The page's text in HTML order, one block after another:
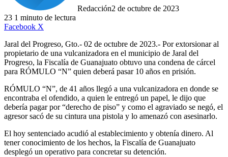
Redacción2 de octubre de 2023
23 1 minuto de lectura
Facebook X
Jaral del Progreso, Gto.- 02 de octubre de 2023.- Por extorsionar al
propietario de una vulcanizadora en el municipio de Jaral del
Progreso, la Fiscalía de Guanajuato obtuvo una condena de cárcel
para RÓMULO “N” quien deberá pasar 10 años en prisión.
RÓMULO “N”, de 41 años llegó a una vulcanizadora en donde se
encontraba el ofendido, a quien le entregó un papel, le dijo que
debería pagar por “derecho de piso” y como el agraviado se negó, el
agresor sacó de su cintura una pistola y lo amenazó con asesinarlo.
El hoy sentenciado acudió al establecimiento y obtenía dinero. Al
tener conocimiento de los hechos, la Fiscalía de Guanajuato
desplegó un operativo para concretar su detención.